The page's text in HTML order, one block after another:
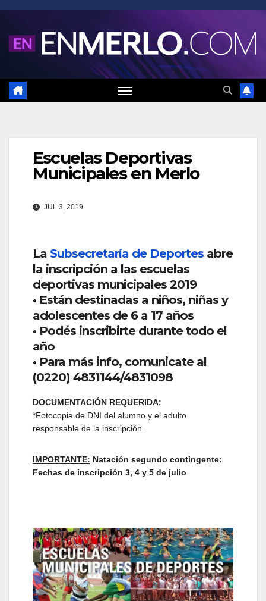
Saltar
contenido
Escuelas Deportivas
Municipales en Merlo
JUL 3, 2019
La Subsecretaría de Deportes abre
la inscripción a las escuelas
deportivas municipales 2019
• Están destinadas a niños, niñas y
adolescentes de 6 a 17 años
• Podés inscribirte durante todo el
año
• Para más info, comunicate al
(0220) 4831144/4831098
DOCUMENTACIÓN REQUERIDA:
*Fotocopia de DNI del alumno y el adulto
responsable de la inscripción.
IMPORTANTE: Natación segundo contingente:
Fechas de inscripción 3, 4 y 5 de julio